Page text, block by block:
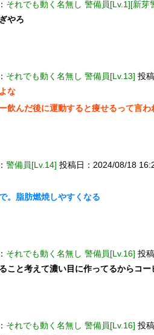
それでも動く名無し 警備員[Lv.1][新芽
やろ
それでも動く名無し 警備員[Lv.13] 投
な
飲んだ後に運動すると痩せるって言
警備員[Lv.14] 投稿日：2024/08/18
。脂肪燃焼しやすくなる
それでも動く名無し 警備員[Lv.16] 投
こと考えて濃い目に作ってるからコ
それでも動く名無し 警備員[Lv.16] 投